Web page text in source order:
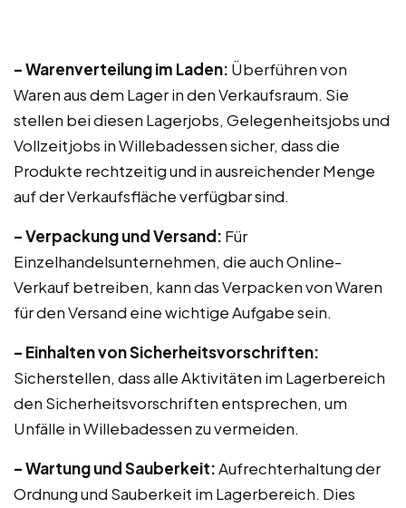
– Warenverteilung im Laden: Überführen von
Waren aus dem Lager in den Verkaufsraum. Sie
stellen bei diesen Lagerjobs, Gelegenheitsjobs und
Vollzeitjobs in Willebadessen sicher, dass die
Produkte rechtzeitig und in ausreichender Menge
auf der Verkaufsfläche verfügbar sind.
– Verpackung und Versand: Für
Einzelhandelsunternehmen, die auch Online-
Verkauf betreiben, kann das Verpacken von Waren
für den Versand eine wichtige Aufgabe sein.
– Einhalten von Sicherheitsvorschriften:
Sicherstellen, dass alle Aktivitäten im Lagerbereich
den Sicherheitsvorschriften entsprechen, um
Unfälle in Willebadessen zu vermeiden.
– Wartung und Sauberkeit:Aufrechterhaltung der
Ordnung und Sauberkeit im Lagerbereich. Dies